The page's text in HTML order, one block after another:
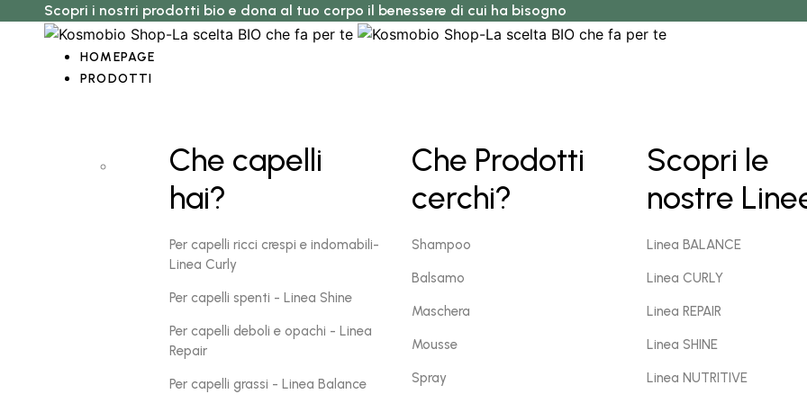
Scopri i nostri prodotti bio e dona al tuo corpo il benessere di cui ha bisogno
HOMEPAGE
PRODOTTI
Che capelli
hai?
Per capelli ricci crespi e indomabili-
Linea Curly
Per capelli spenti - Linea Shine
Per capelli deboli e opachi - Linea
Repair
Per capelli grassi - Linea Balance
Che Prodotti
cerchi?
Shampoo
Balsamo
Maschera
Mousse
Spray
Scopri le
nostre
Linea BALANCE
Linea CURLY
Linea REPAIR
Linea SHINE
Linea NUTRITIVE